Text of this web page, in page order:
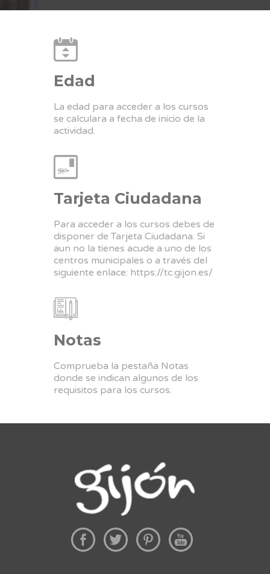
Edad
La edad para acceder a los cursos
se calculara a fecha de inicio de la
actividad.
Tarjeta Ciudadana
Para acceder a los cursos debes de
disponer de Tarjeta Ciudadana. Si
aun no la tienes acude a uno de los
centros municipales o a través del
siguiente enlace: https://tc.gijon.es/
Notas
Comprueba la pestaña Notas
donde se indican algunos de los
requisitos para los cursos.